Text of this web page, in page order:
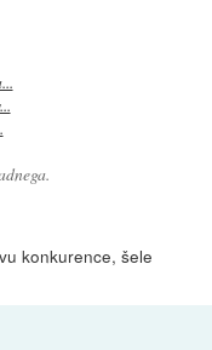
konkurence, šele